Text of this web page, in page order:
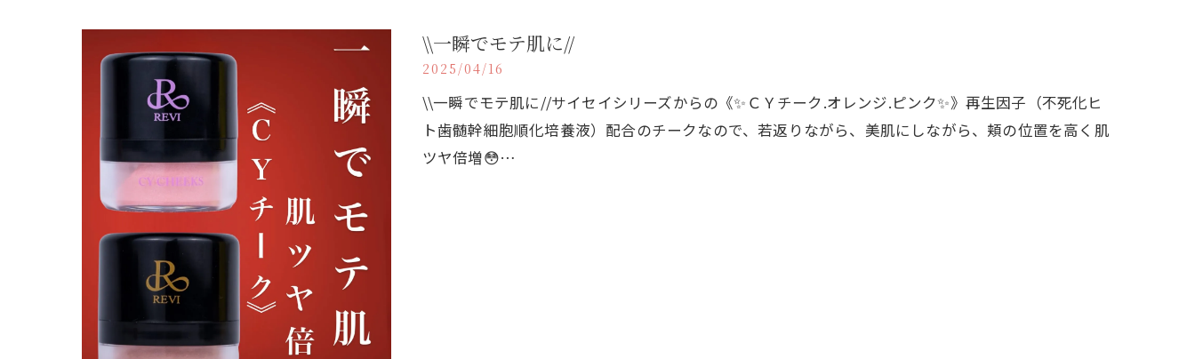
\\一瞬でモテ肌に//
2025/04/16
\\一瞬でモテ肌に//サイセイシリーズからの《✨ＣＹチーク.オレンジ.ピンク✨》再生因子（不死化ヒ
ト歯髄幹細胞順化培養液）配合のチークなので、若返りながら、美肌にしながら、頬の位置を高く肌
ツヤ倍増😳…